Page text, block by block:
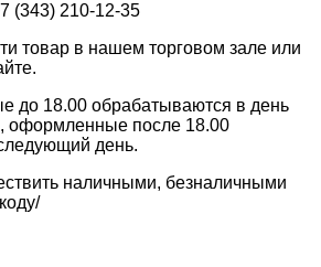
(343) 210-12-35
товар в нашем торговом зале или
до 18.00 обрабатываются в день
оформленные после 18.00
день.
наличными, безналичными